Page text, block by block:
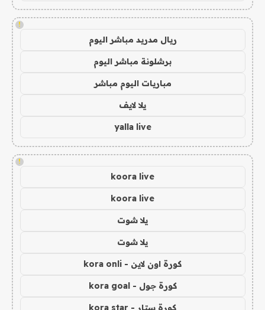
!
ريال مدريد مباشر اليوم
برشلونة مباشر اليوم
مباريات اليوم مباشر
يلا لايف
yalla live
!
koora live
koora live
يلا شوت
يلا شوت
كورة اون لاين - kora onli
كورة جول - kora goal
كورة ستار - kora star